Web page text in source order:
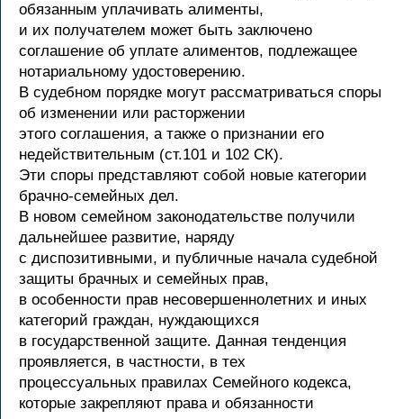
обязанным уплачивать алименты,
и их получателем может быть заключено
соглашение об уплате алиментов, подлежащее
нотариальному удостоверению.
В судебном порядке могут рассматриваться споры
об изменении или расторжении
этого соглашения, а также о признании его
недействительным (ст.101 и 102 СК).
Эти споры представляют собой новые категории
брачно-семейных дел.
В новом семейном законодательстве получили
дальнейшее развитие, наряду
с диспозитивными, и публичные начала судебной
защиты брачных и семейных прав,
в особенности прав несовершеннолетних и иных
категорий граждан, нуждающихся
в государственной защите. Данная тенденция
проявляется, в частности, в тех
процессуальных правилах Семейного кодекса,
которые закрепляют права и обязанности